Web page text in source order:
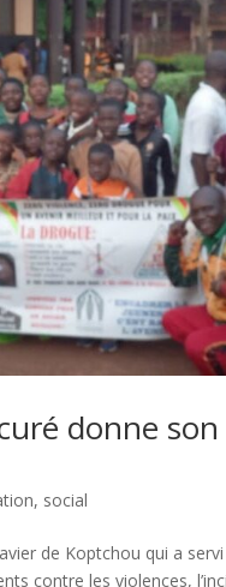
donne
, social
de Koptchou qui a
contre les violences,